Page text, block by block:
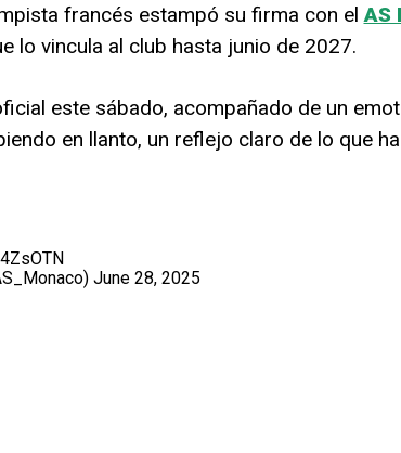
francés estampó su firma con elAS
lo vincula al club hasta junio de 2027.
este sábado, acompañado de un
en llanto, un reflejo claro de lo que
June 28, 2025